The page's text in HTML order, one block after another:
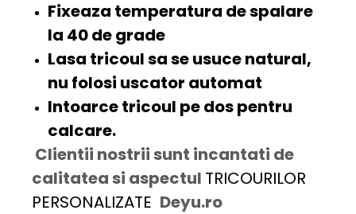
Fixeaza temperatura de spalare
la 40 de grade
Lasa tricoul sa se usuce natural,
nu folosi uscator automat
Intoarce tricoul pe dos pentru
calcare.
Clientii nostrii sunt incantati de
calitatea si aspectul TRICOURILOR
PERSONALIZATE Deyu.ro